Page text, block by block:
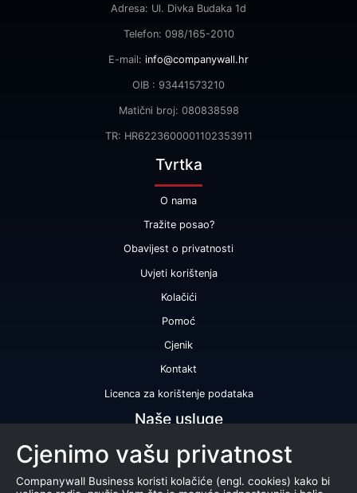
Adresa: Ul. Divka Budaka 1d
Telefon: 098/165-2010
E-mail: info@companywall.hr
OIB : 93441573210
Matični broj: 080838598
TR: HR6223600001102353911
Tvrtka
O nama
Tražite posao?
Obavijest o privatnosti
Uvjeti korištenja
Kolačići
Pomoć
Cjenik
Kontakt
Licenca za korištenje podataka
Naše usluge
Bonitetna ocjena
Bonitetno izvješće
Cjenimo vašu privatnost
Companywall Business koristi kolačiće (engl. cookies) kako bi